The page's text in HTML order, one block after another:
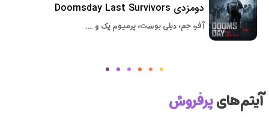
دومزدی Doomsday Last Survivors
آفر، جم، دیلی بوست، پرمیوم پک و ....
آیتم‌هایپرفروش